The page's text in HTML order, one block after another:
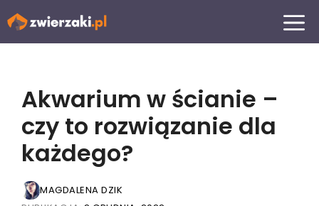
Przejdź
MENU
Akwarium w ścianie –
czy to rozwiązanie dla
każdego?
MAGDALENA DZIK